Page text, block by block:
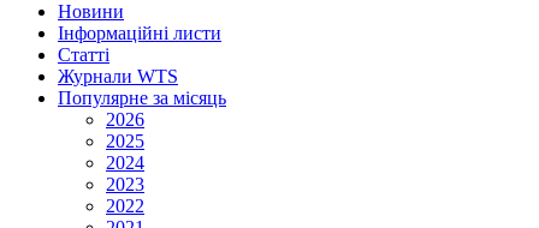
Новини
Інформаційні листи
Статті
Журнали WTS
Популярне за місяць
2026
2025
2024
2023
2022